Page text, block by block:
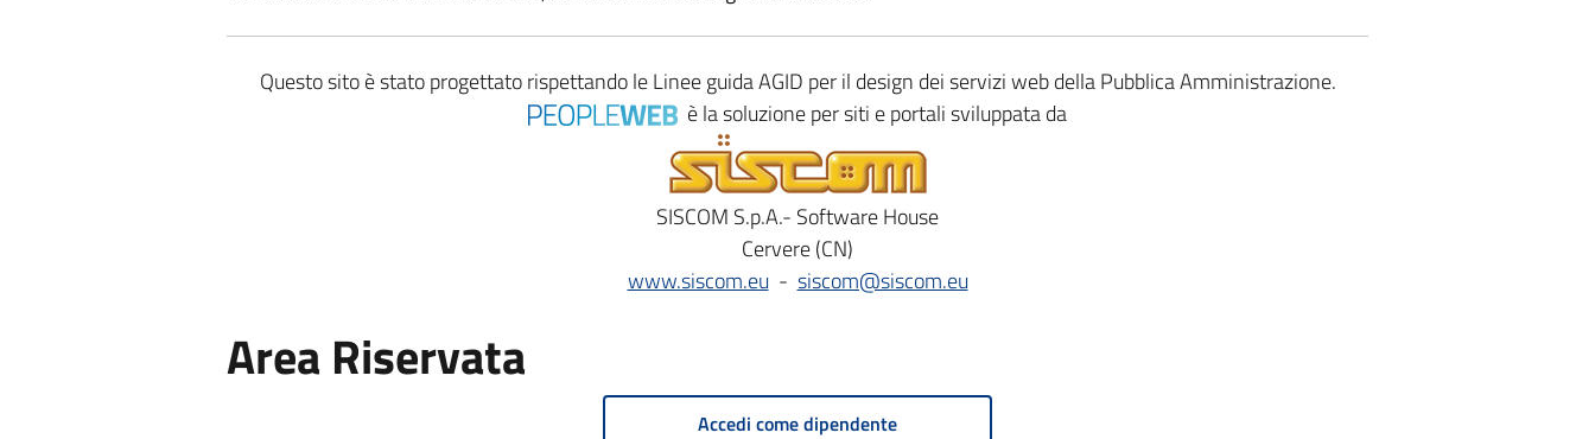
Questo sito è stato progettato rispettando leLinee guida AGID per il design dei servizi web della Pubblica Amministrazione.
è la soluzione per siti e portali sviluppata da
SISCOM S.p.A.- Software House
Cervere (CN)
www.siscom.eu- siscom@siscom.eu
Area Riservata
Accedi come dipendente